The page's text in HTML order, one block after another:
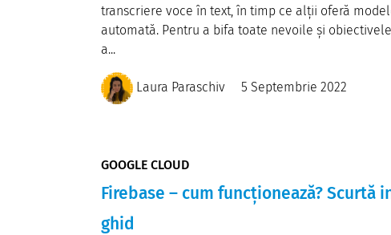
transcriere voce în text, în timp ce alții oferă
automată. Pentru a bifa toate nevoile și
a...
Laura Paraschiv 5 Septembrie 2022
GOOGLE CLOUD
Firebase – cum funcționează? Scurtă
ghid